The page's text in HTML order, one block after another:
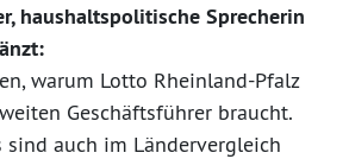
haushaltspolitische Sprecherin
warum Lotto Rheinland-Pfalz
Geschäftsführer braucht.
sind auch im Ländervergleich